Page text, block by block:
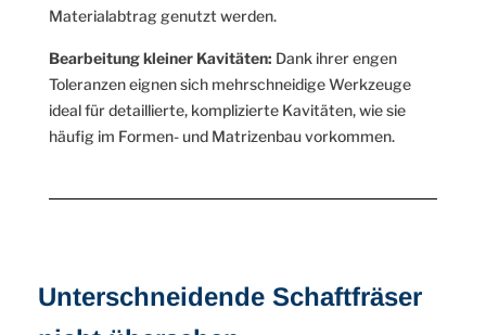
Materialabtrag genutzt werden.
Bearbeitung kleiner Kavitäten: Dank ihrer engen
Toleranzen eignen sich mehrschneidige Werkzeuge
ideal für detaillierte, komplizierte Kavitäten, wie sie
häufig im Formen- und Matrizenbau vorkommen.
Unterschneidende Schaftfräser